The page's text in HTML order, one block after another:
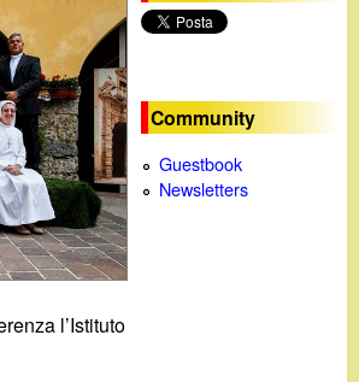
c
a
l’Istituto
Community
Guestbook
Newsletters